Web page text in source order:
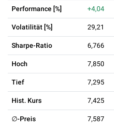
Performance [%] +4,04
Volatilität [%] 29,21
Sharpe-Ratio 6,766
Hoch 7,850
Tief 7,295
Hist. Kurs 7,425
∅-Preis 7,587